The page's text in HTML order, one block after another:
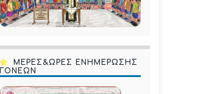
ΜΕΡΕΣ&ΩΡΕΣ ΕΝΗΜΕΡΩΣΗΣ
ΓΟΝΕΩΝ